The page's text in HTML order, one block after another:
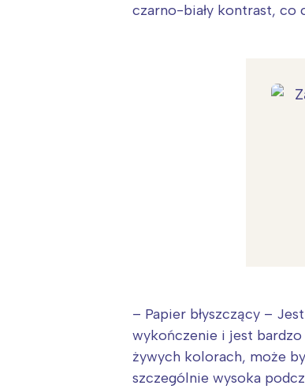
czarno-biały kontrast,
– Papier błyszczący –
wykończenie i jest
żywych kolorach, może
szczególnie wysoka